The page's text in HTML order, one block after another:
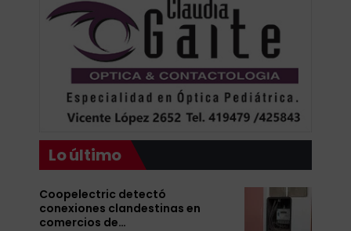
Lo último
Coopelectric detectó
conexiones clandestinas en
comercios de…